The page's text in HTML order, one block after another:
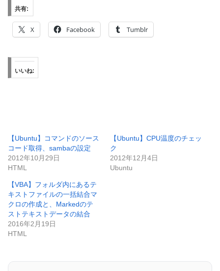
共有:
X Facebook Tumblr
いいね:
【Ubuntu】コマンドのソース
コード取得、sambaの設定
2012年10月29日
HTML
【Ubuntu】CPU温度のチェッ
ク
2012年12月4日
Ubuntu
【VBA】フォルダ内にあるテ
キストファイルの一括結合マ
クロの作成と、Markedのテ
ストテキストデータの結合
2016年2月19日
HTML